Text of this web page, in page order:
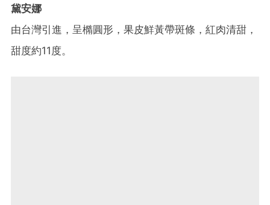
黛安娜
由台灣引進，呈橢圓形，果皮鮮黃帶斑條，紅肉清甜，
甜度約11度。